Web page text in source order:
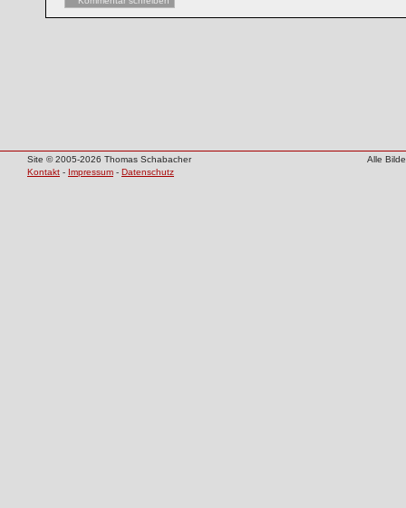
Site © 2005-2026 Thomas Schabacher
Alle
Kontakt - Impressum - Datenschutz